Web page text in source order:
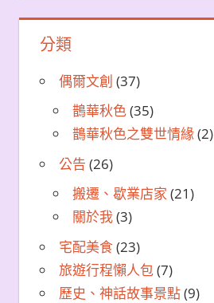
分類
偶爾文創 (37)
鵲華秋色(35)
鵲華秋色之雙世情緣(2)
公告 (26)
搬遷、歇業店家 (21)
關於我(3)
宅配美食(23)
旅遊行程懶人包(7)
歷史、神話故事景點(9)